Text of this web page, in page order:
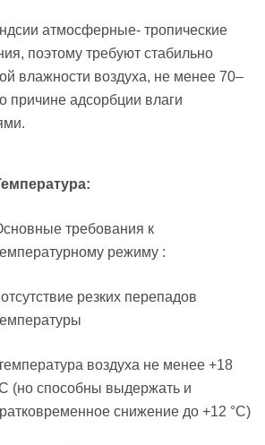
атмосферные- тропические
поэтому требуют стабильно
влажности воздуха, не менее 70–
причине адсорбции влаги
требования к
режиму :
резких перепадов
воздуха не менее +18
(но способны выдержать и
снижение до +12 °С)